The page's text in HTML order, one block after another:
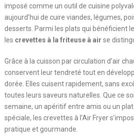
imposé comme un outil de cuisine
aujourd’hui de cuire viandes, légumes,
desserts. Parmi les plats qui bénéficient
les crevettes à la friteuse à air se
Grâce à la cuisson par circulation d’air
conservent leur tendreté tout en
dorée. Elles cuisent rapidement, sans
toutes leurs saveurs naturelles. Que ce
semaine, un apéritif entre amis ou un
spéciale, les crevettes à l’Air Fryer
pratique et gourmande.